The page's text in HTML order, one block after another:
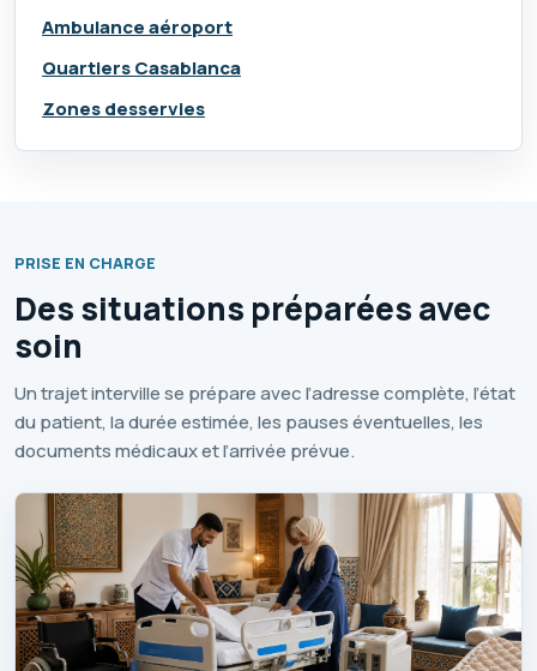
Ambulance aéroport
Quartiers Casablanca
Zones desservies
PRISE EN CHARGE
Des situations préparées avec
soin
Un trajet interville se prépare avec l’adresse complète, l’état
du patient, la durée estimée, les pauses éventuelles, les
documents médicaux et l’arrivée prévue.